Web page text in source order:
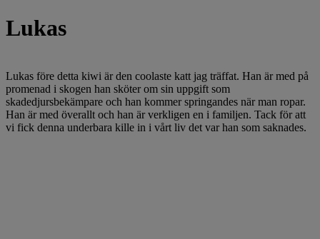
Lukas
Lukas före detta kiwi är den coolaste katt jag träffat. Han är med på
promenad i skogen han sköter om sin uppgift som
skadedjursbekämpare och han kommer springandes när man ropar.
Han är med överallt och han är verkligen en i familjen. Tack för att
vi fick denna underbara kille in i vårt liv det var han som saknades.